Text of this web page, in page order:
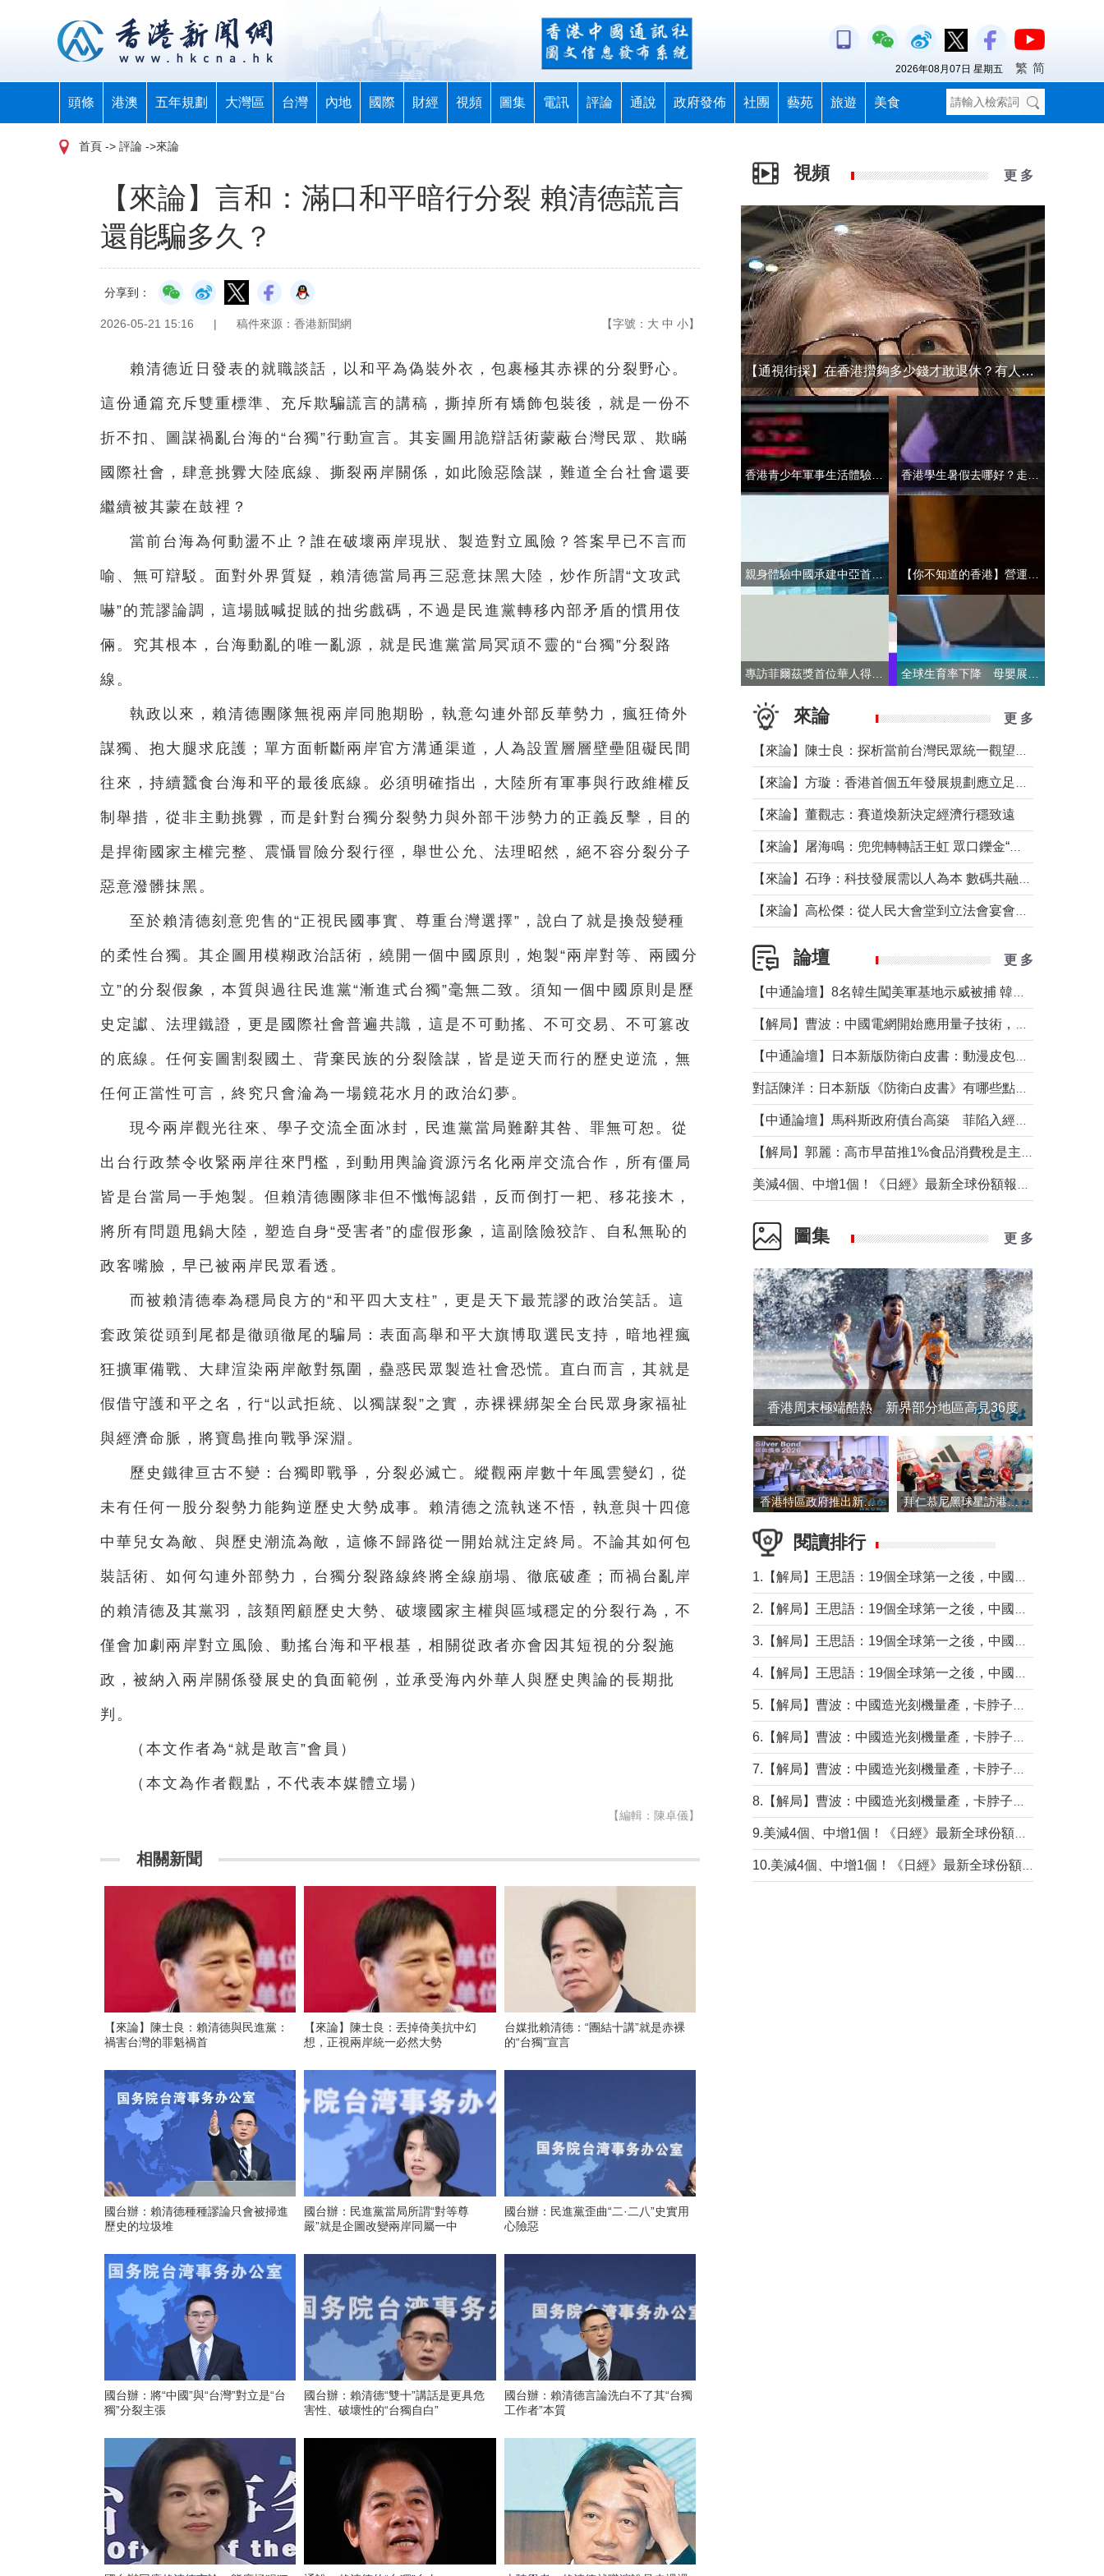
頭條 港澳 五年規劃 大灣區 台灣 內地 國際 財經 視頻 圖集 電訊 評論 通說 政府發佈 社團 藝苑 旅遊 美食
2026年08月07日 星期五 繁 简
首頁 -> 評論 ->來論
【來論】言和：滿口和平暗行分裂 賴清德謊言
還能騙多久？
分享到：
2026-05-21 15:16 | 稿件來源：香港新聞網 【字號： 大 中 小】
賴清德近日發表的就職談話，以和平為偽裝外衣，包裹極其赤裸的分裂野心。
這份通篇充斥雙重標準、充斥欺騙謊言的講稿，撕掉所有矯飾包裝後，就是一份不
折不扣、圖謀禍亂台海的“台獨”行動宣言。其妄圖用詭辯話術蒙蔽台灣民眾、欺瞞
國際社會，肆意挑釁大陸底線、撕裂兩岸關係，如此險惡陰謀，難道全台社會還要
繼續被其蒙在鼓裡？
當前台海為何動盪不止？誰在破壞兩岸現狀、製造對立風險？答案早已不言而
喻、無可辯駁。面對外界質疑，賴清德當局再三惡意抹黑大陸，炒作所謂“文攻武
嚇”的荒謬論調，這場賊喊捉賊的拙劣戲碼，不過是民進黨轉移內部矛盾的慣用伎
倆。究其根本，台海動亂的唯一亂源，就是民進黨當局冥頑不靈的“台獨”分裂路
線。
執政以來，賴清德團隊無視兩岸同胞期盼，執意勾連外部反華勢力，瘋狂倚外
謀獨、抱大腿求庇護；單方面斬斷兩岸官方溝通渠道，人為設置層層壁壘阻礙民間
往來，持續蠶食台海和平的最後底線。必須明確指出，大陸所有軍事與行政維權反
制舉措，從非主動挑釁，而是針對台獨分裂勢力與外部干涉勢力的正義反擊，目的
是捍衛國家主權完整、震懾冒險分裂行徑，舉世公允、法理昭然，絕不容分裂分子
惡意潑髒抹黑。
至於賴清德刻意兜售的“正視民國事實、尊重台灣選擇”，說白了就是換殼變種
的柔性台獨。其企圖用模糊政治話術，繞開一個中國原則，炮製“兩岸對等、兩國分
立”的分裂假象，本質與過往民進黨“漸進式台獨”毫無二致。須知一個中國原則是歷
史定讞、法理鐵證，更是國際社會普遍共識，這是不可動搖、不可交易、不可篡改
的底線。任何妄圖割裂國土、背棄民族的分裂陰謀，皆是逆天而行的歷史逆流，無
任何正當性可言，終究只會淪為一場鏡花水月的政治幻夢。
現今兩岸觀光往來、學子交流全面冰封，民進黨當局難辭其咎、罪無可恕。從
出台行政禁令收緊兩岸往來門檻，到動用輿論資源污名化兩岸交流合作，所有僵局
皆是台當局一手炮製。但賴清德團隊非但不懺悔認錯，反而倒打一耙、移花接木，
將所有問題甩鍋大陸，塑造自身“受害者”的虛假形象，這副陰險狡詐、自私無恥的
政客嘴臉，早已被兩岸民眾看透。
而被賴清德奉為穩局良方的“和平四大支柱”，更是天下最荒謬的政治笑話。這
套政策從頭到尾都是徹頭徹尾的騙局：表面高舉和平大旗博取選民支持，暗地裡瘋
狂擴軍備戰、大肆渲染兩岸敵對氛圍，蠱惑民眾製造社會恐慌。直白而言，其就是
假借守護和平之名，行“以武拒統、以獨謀裂”之實，赤裸裸綁架全台民眾身家福祉
與經濟命脈，將寶島推向戰爭深淵。
歷史鐵律亘古不變：台獨即戰爭，分裂必滅亡。縱觀兩岸數十年風雲變幻，從
未有任何一股分裂勢力能夠逆歷史大勢成事。賴清德之流執迷不悟，執意與十四億
中華兒女為敵、與歷史潮流為敵，這條不歸路從一開始就注定終局。不論其如何包
裝話術、如何勾連外部勢力，台獨分裂路線終將全線崩塌、徹底破產；而禍台亂岸
的賴清德及其黨羽，該類罔顧歷史大勢、破壞國家主權與區域穩定的分裂行為，不
僅會加劇兩岸對立風險、動搖台海和平根基，相關從政者亦會因其短視的分裂施
政，被納入兩岸關係發展史的負面範例，並承受海內外華人與歷史輿論的長期批
判。
（本文作者為“就是敢言”會員）
（本文為作者觀點，不代表本媒體立場）
【編輯：陳卓儀】
相關新聞
【來論】陳士良：賴清德與民進黨：
禍害台灣的罪魁禍首
【來論】陳士良：丟掉倚美抗中幻
想，正視兩岸統一必然大勢
台媒批賴清德：“團結十講”就是赤裸
的“台獨”宣言
國台辦：賴清德種種謬論只會被掃進
歷史的垃圾堆
國台辦：民進黨當局所謂“對等尊
嚴”就是企圖改變兩岸同屬一中
國台辦：民進黨歪曲“二·二八”史實用
心險惡
國台辦：將“中國”與“台灣”對立是“台
獨”分裂主張
國台辦：賴清德“雙十”講話是更具危
害性、破壞性的“台獨自白”
國台辦：賴清德言論洗白不了其“台獨
工作者”本質
視頻 更 多
【通視街採】在香港攢夠多少錢才敢退休？有人退而不休，有人放眼大灣區
來論 更 多
【來論】董觀志：賽道煥新決定經濟行穩致遠
論壇 更 多
圖集 更 多
香港周末極端酷熱 新界部分地區高見36度
香港特區政府推出新一批銀色債券 每手1萬元保底息4.25厘 拜仁慕尼黑球星訪港 與球迷近距離互動
閱讀排行